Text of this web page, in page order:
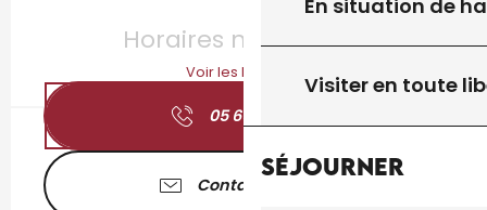
En situation de
Visiter en toute
Séjourner
Ouverture et coordonnées
Horaires non définis
Voir les horaires
05 65 21 62
Contactez-nous